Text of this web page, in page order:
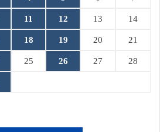
11 12 13 14
18 19 20 21
25 26 27 28